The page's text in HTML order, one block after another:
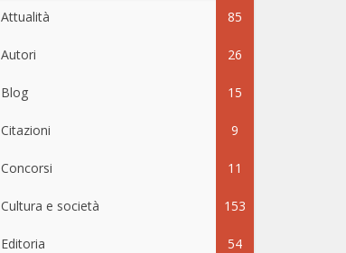
Attualità 85
Autori 26
Blog 15
Citazioni 9
Concorsi 11
Cultura e società 153
Editoria 54